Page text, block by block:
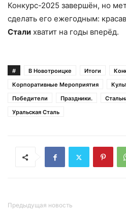
Конкурс-2025 завершён, но
сделать его ежегодным:
Стали хватит на годы вперёд.
# В Новотроицке Итоги
Корпоративные Мероприятия
Победители
Праздники.
Уральская Сталь
Предыдущая новость